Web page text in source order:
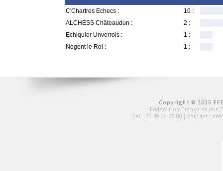
C'Chartres Echecs :
10 :
ALCHESS Châteaudun :
2 :
Echiquier Unverrois :
1 :
Nogent le Roi :
1 :
Copyright © 2015
Fédération Française des
tél : 01 39 44 65 80 | contact :